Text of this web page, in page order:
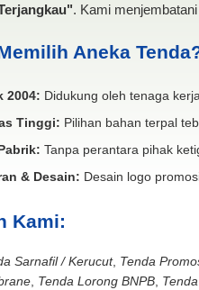
. Kami
Aneka
2004: Didukung oleh tenaga
Tinggi: Pilihan bahan terpal
Tanpa perantara pihak
& Desain: Desain logo
Kami:
Sarnafil / Kerucut, Tenda
, Tenda Lorong BNPB,